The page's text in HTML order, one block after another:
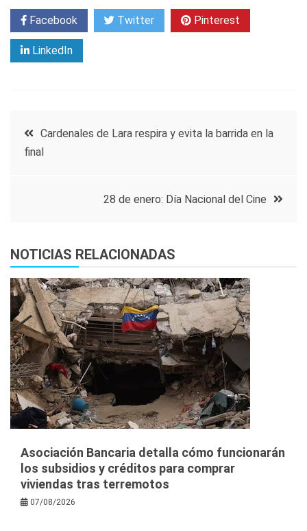
Facebook Twitter Pinterest
LinkedIn
Navegación
Cardenales de Lara respira y evita la barrida en la
final
28 de enero: Día Nacional del Cine
NOTICIAS RELACIONADAS
Asociación Bancaria detalla cómo funcionarán
los subsidios y créditos para comprar
viviendas tras terremotos
07/08/2026